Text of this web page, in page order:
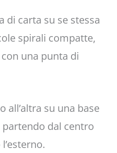
di carta su se stessa
spirali compatte,
una punta di
all’altra su una base
dal centro